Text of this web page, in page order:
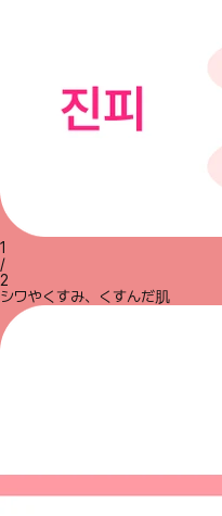
1
/
2
シワやくすみ、くすんだ肌